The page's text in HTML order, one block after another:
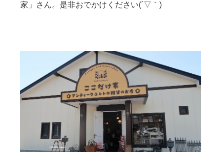
家」さん。是非おでかけください(´▽｀)